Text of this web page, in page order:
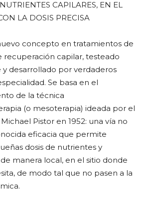
CAPILARES, EN EL
LA DOSIS PRECISA
concepto en tratamientos de
recuperación capilar, testeado
desarrollado por verdaderos
Se basa en el
de la técnica
(o mesoterapia) ideada por el
Pistor en 1952: una vía no
eficacia que permite
dosis de nutrientes y
manera local, en el sitio donde
de modo tal que no pasen a la